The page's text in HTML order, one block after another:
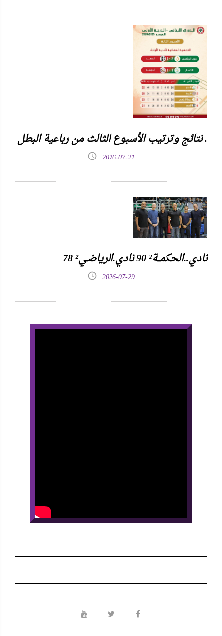
نتائج وترتيب الأسبوع الثالث من رباعية البطل .
2026-07-21
نادي..الحكمـــة² 90 نادي.الرياضـي² 78
2026-07-29